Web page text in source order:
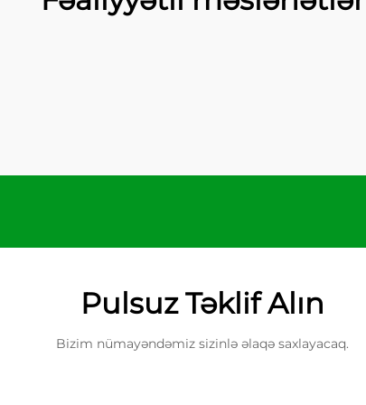
Pulsuz Təklif Alın
Bizim nümayəndəmiz sizinlə əlaqə saxlayacaq.